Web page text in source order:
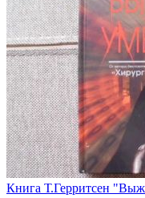
Книга Т.Герритсен